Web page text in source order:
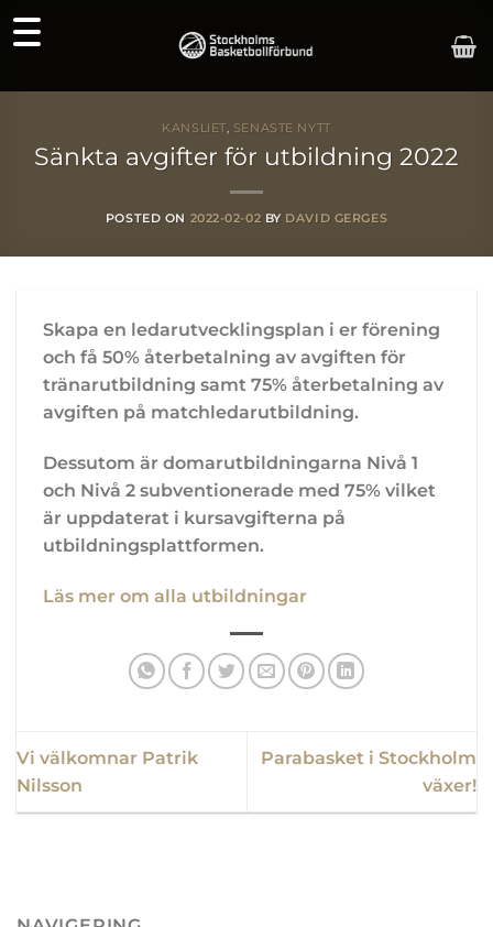
Skip
to
KANSLIET, SENASTE NYTT
Sänkta avgifter för utbildning 2022
POSTED ON 2022-02-02 BY DAVID GERGES
Skapa en ledarutvecklingsplan i er förening
och få 50% återbetalning av avgiften för
tränarutbildning samt 75% återbetalning av
avgiften på matchledarutbildning.
Dessutom är domarutbildningarna Nivå 1
och Nivå 2 subventionerade med 75% vilket
är uppdaterat i kursavgifterna på
utbildningsplattformen.
Läs mer om alla utbildningar
Vi välkomnar Patrik
Nilsson
Parabasket i Stockholm
växer!